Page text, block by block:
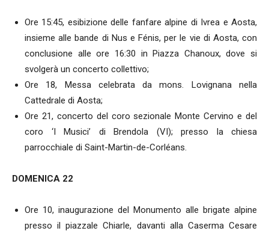
Ore 15:45, esibizione delle fanfare alpine di Ivrea e Aosta,
insieme alle bande di Nus e Fénis, per le vie di Aosta, con
conclusione alle ore 16:30 in Piazza Chanoux, dove si
svolgerà un concerto collettivo;
Ore 18, Messa celebrata da mons. Lovignana nella
Cattedrale di Aosta;
Ore 21, concerto del coro sezionale Monte Cervino e del
coro ‘I Musici’ di Brendola (VI); presso la chiesa
parrocchiale di Saint-Martin-de-Corléans.
DOMENICA 22
Ore 10, inaugurazione del Monumento alle brigate alpine
presso il piazzale Chiarle, davanti alla Caserma Cesare